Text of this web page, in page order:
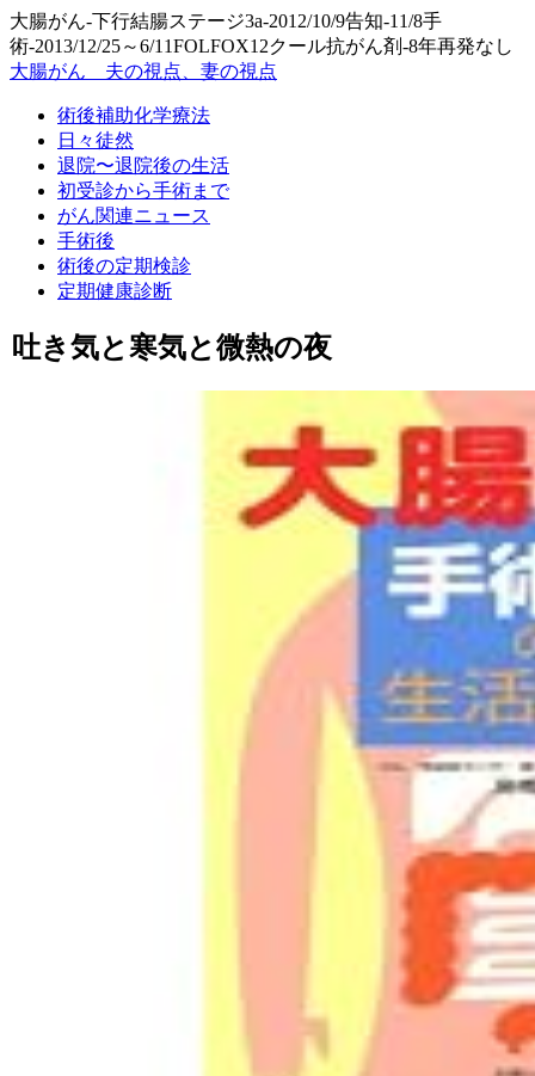
大腸がん-下行結腸ステージ3a-2012/10/9告知-11/8手
術-2013/12/25～6/11FOLFOX12クール抗がん剤-8年再発なし
大腸がん 夫の視点、妻の視点
術後補助化学療法
日々徒然
退院〜退院後の生活
初受診から手術まで
がん関連ニュース
手術後
術後の定期検診
定期健康診断
吐き気と寒気と微熱の夜